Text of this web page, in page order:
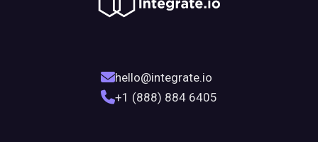
hello@integrate.io
+1 (888) 884 6405